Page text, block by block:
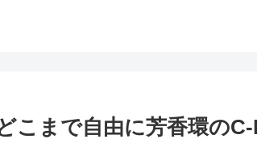
こまで自由に芳香環の